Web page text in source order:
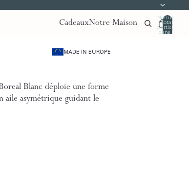
CadeauxNotre Maison
Nombre
total
d’articles
dans le
MADE IN EUROPE
Blanc déploie une forme
aile asymétrique guidant le